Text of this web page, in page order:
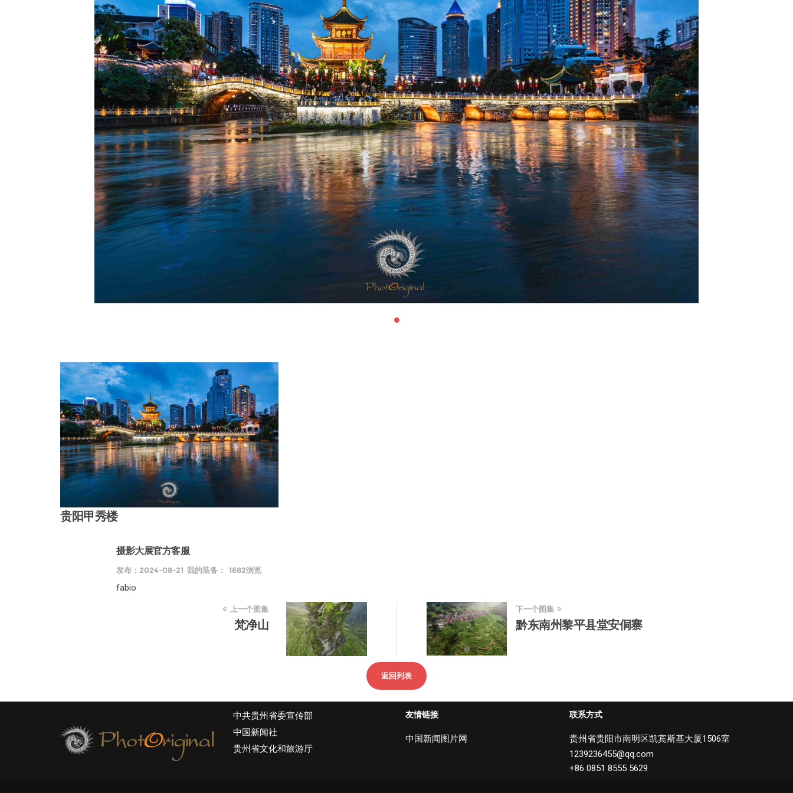
贵阳甲秀楼
摄影大展官方客服
发布：2024-08-21 我的装备： 1682浏览
fabio
上一个图集
梵净山
下一个图集
黔东南州黎平县堂安侗寨
返回列表
中共贵州省委宣传部
中国新闻社
贵州省文化和旅游厅
友情链接
中国新闻图片网
联系方式
贵州省贵阳市南明区凯宾斯基大厦1506室
1239236455@qq.com
+86 0851 8555 5629